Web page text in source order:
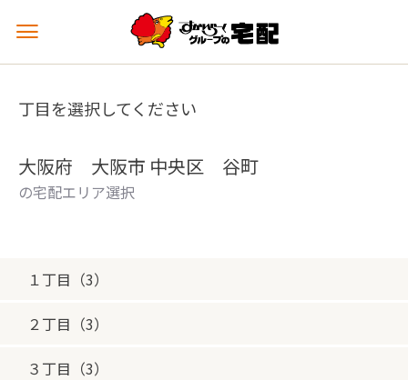
メ
ュ
を
丁目を選択してください
大阪府 大阪市 中央区 谷町
の宅配エリア選択
１丁目（3）
２丁目（3）
３丁目（3）